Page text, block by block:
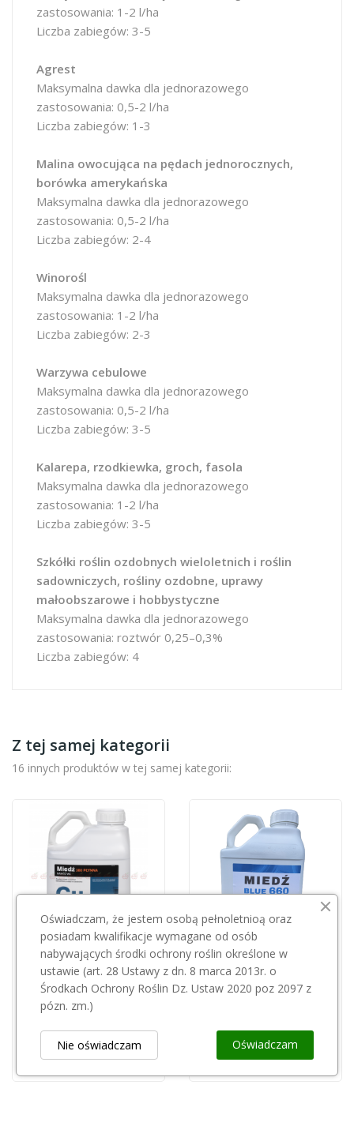
zastosowania: 1-2 l/ha
Liczba zabiegów: 3-5
Agrest
Maksymalna dawka dla jednorazowego
zastosowania: 0,5-2 l/ha
Liczba zabiegów: 1-3
Malina owocująca na pędach jednorocznych,
borówka amerykańska
Maksymalna dawka dla jednorazowego
zastosowania: 0,5-2 l/ha
Liczba zabiegów: 2-4
Winorośl
Maksymalna dawka dla jednorazowego
zastosowania: 1-2 l/ha
Liczba zabiegów: 2-3
Warzywa cebulowe
Maksymalna dawka dla jednorazowego
zastosowania: 0,5-2 l/ha
Liczba zabiegów: 3-5
Kalarepa, rzodkiewka, groch, fasola
Maksymalna dawka dla jednorazowego
zastosowania: 1-2 l/ha
Liczba zabiegów: 3-5
Szkółki roślin ozdobnych wieloletnich i roślin
sadowniczych, rośliny ozdobne, uprawy
małoobszarowe i hobbystyczne
Maksymalna dawka dla jednorazowego
zastosowania: roztwór 0,25–0,3%
Liczba zabiegów: 4
Z tej samej kategorii
16 innych produktów w tej samej kategorii:
Przepraszamy, ten produkt
jest niedostępny.
230,00 zł
Przepraszamy, ten produkt
jest niedostępny.
245,60 zł
Oświadczam, że jestem osobą pełnoletnioą oraz
posiadam kwalifikacje wymagane od osób
nabywających środki ochrony roślin określone w
ustawie (art. 28 Ustawy z dn. 8 marca 2013r. o
Środkach Ochrony Roślin Dz. Ustaw 2020 poz 2097 z
pózn. zm.)
Oświadczam
Nie oświadczam